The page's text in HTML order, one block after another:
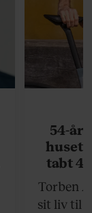
54-
huset
tabt
Torben
sit liv til